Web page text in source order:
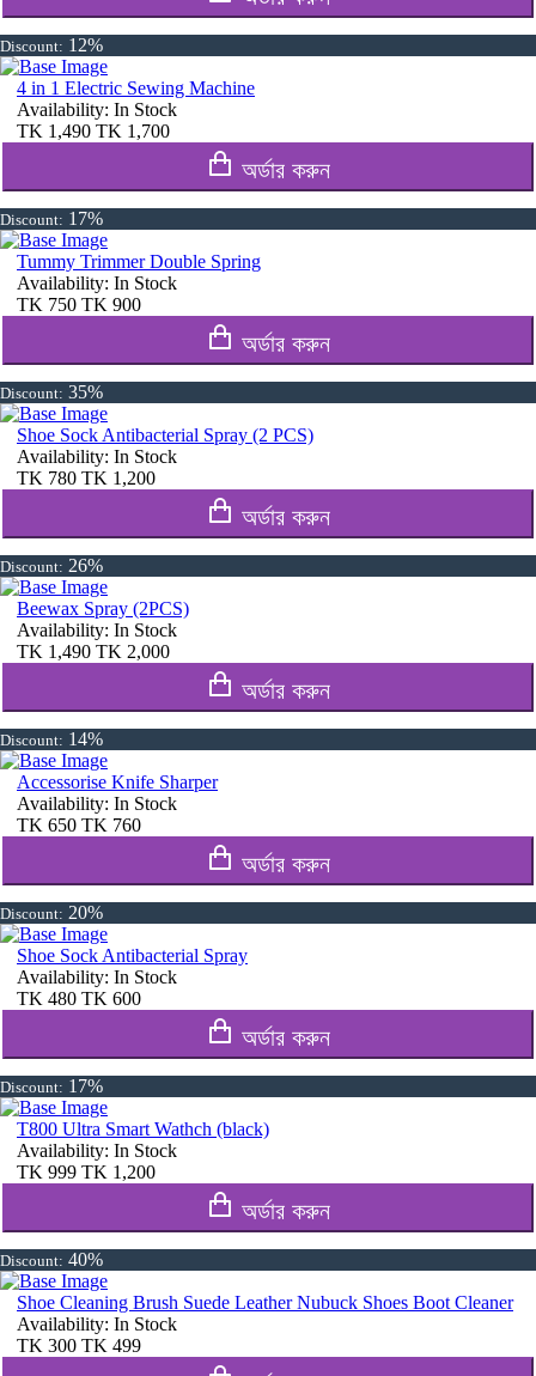
Discount: 12%
4 in 1 Electric Sewing Machine
Availability: In Stock
TK 1,490 TK 1,700
অর্ডার করুন
Discount: 17%
Tummy Trimmer Double Spring
Availability: In Stock
TK 750 TK 900
অর্ডার করুন
Discount: 35%
Shoe Sock Antibacterial Spray (2 PCS)
Availability: In Stock
TK 780 TK 1,200
অর্ডার করুন
Discount: 26%
Beewax Spray (2PCS)
Availability: In Stock
TK 1,490 TK 2,000
অর্ডার করুন
Discount: 14%
Accessorise Knife Sharper
Availability: In Stock
TK 650 TK 760
অর্ডার করুন
Discount: 20%
Shoe Sock Antibacterial Spray
Availability: In Stock
TK 480 TK 600
অর্ডার করুন
Discount: 17%
T800 Ultra Smart Wathch (black)
Availability: In Stock
TK 999 TK 1,200
অর্ডার করুন
Discount: 40%
Shoe Cleaning Brush Suede Leather Nubuck Shoes Boot Cleaner
Availability: In Stock
TK 300 TK 499